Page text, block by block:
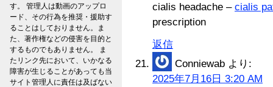
cialis headache – cialis
prescription
返信
Conniewab より:
2025年7月16日 3:20 AM
す。 管理人は動画のアップロ
ード、その行為を推奨・援助す
ることはしておりません。ま
た、著作権などの侵害を目的と
するものでもありません。 ま
たリンク先において、いかなる
障害が生じることがあっても当
サイト管理人に責任は及ばない